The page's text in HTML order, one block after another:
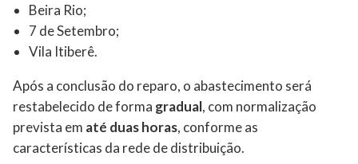
Beira Rio;
7 de Setembro;
Vila Itiberê.
Após a conclusão do reparo, o abastecimento será
restabelecido de forma gradual, com normalização
prevista em até duas horas, conforme as
características da rede de distribuição.